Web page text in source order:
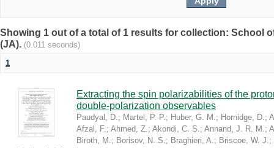
Showing 1 out of a total of 1 results for collection: School
(JA). (0.011 seconds)
1
Extracting the spin polarizabilities of the
double-polarization observables
Paudyal, D.; Martel, P. P.; Huber, G. M.; Hornidge, D.;
Afzal, F.; Ahmed, Z.; Akondi, C. S.; Annand, J. R. M.;
Biroth, M.; Borisov, N. S.; Braghieri, A.; Briscoe, W. J.;